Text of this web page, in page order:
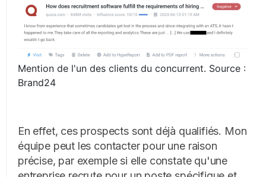
Mention de l'un des clients du concurrent. Source :
Brand24
En effet, ces prospects sont déjà qualifiés. Mon
équipe peut les contacter pour une raison
précise, par exemple si elle constate qu'une